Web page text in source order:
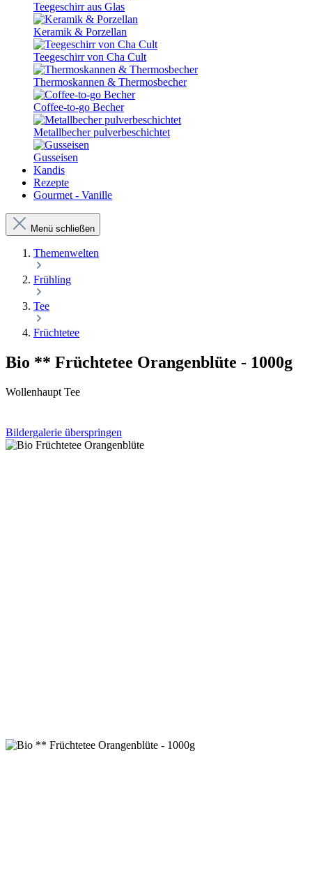
Teegeschirr aus Glas
Keramik & Porzellan
Teegeschirr von Cha Cult
Thermoskannen & Thermosbecher
Coffee-to-go Becher
Metallbecher pulverbeschichtet
Gusseisen
Kandis
Rezepte
Gourmet - Vanille
Menü schließen
Themenwelten
Frühling
Tee
Früchtetee
Bio ** Früchtetee Orangenblüte - 1000g
Wollenhaupt Tee
Bildergalerie überspringen